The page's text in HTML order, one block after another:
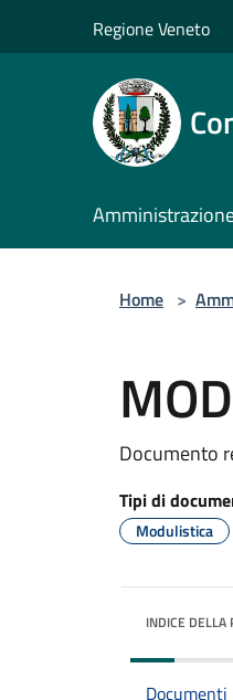
Regione Veneto
Home >
Documento
Tipi di
Modulistica
INDICE DELLA
Documenti